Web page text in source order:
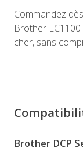
Commandez
Brother
cher, sans
Brother DCP